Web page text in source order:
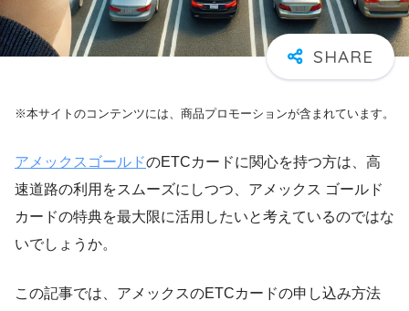
※本サイトのコンテンツには、商品プロモーションが含まれています。
アメックスゴールドのETCカードに関心を持つ方は、高
速道路の利用をスムーズにしつつ、アメックス ゴールド
カードの特典を最大限に活用したいと考えているのではな
いでしょうか。
この記事では、アメックスのETCカードの申し込み方法